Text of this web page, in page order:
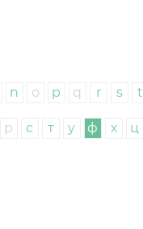
n o p q r s t
р с т у ф х ц